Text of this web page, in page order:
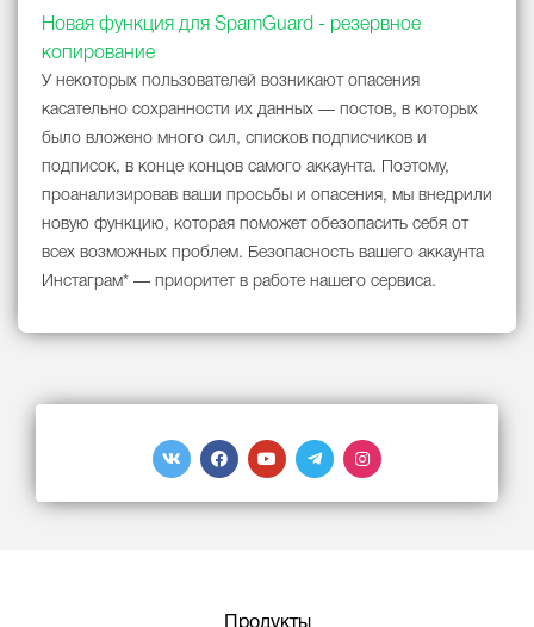
Новая функция для SpamGuard - резервное
копирование
У некоторых пользователей возникают опасения
касательно сохранности их данных — постов, в которых
было вложено много сил, списков подписчиков и
подписок, в конце концов самого аккаунта. Поэтому,
проанализировав ваши просьбы и опасения, мы внедрили
новую функцию, которая поможет обезопасить себя от
всех возможных проблем. Безопасность вашего аккаунта
Инстаграм* — приоритет в работе нашего сервиса.
Продукты